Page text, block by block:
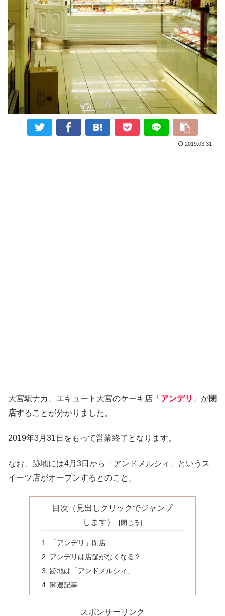
2019.03.31
大宮駅ナカ、エキュート大宮のケーキ店「 アンデリ 」が閉
店することが分かりました。
2019年3月31日をもって営業終了となります。
なお、跡地には4月3日から「アンドメルシィ」というス
イーツ店がオープンするとのこと。
目次（見出しクリックでジャンプ
します）
「アンデリ」閉店
アンデリは店舗がなくなる？
跡地は「アンドメルシィ」
関連記事
スポンサーリンク